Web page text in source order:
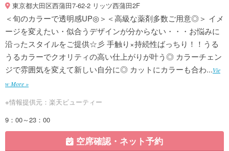
東京都大田区西蒲田7-62-2 リッツ西蒲田2F
＜旬のカラーで透明感UP◎＞＜高級な薬剤多数ご用意◎＞ イメ
ージを変えたい・似合うデザインが分からない・・・お悩みに
沿ったスタイルをご提供☆彡 手触り×持続性ばっちり！！うる
うるカラーでクオリティの高い仕上がりが叶う◎ カラーチェン
ジで雰囲気を変えて新しい自分に◎ カットにカラーも合わ...Vie
w More »
※情報提供元：楽天ビューティー
9：00～23：00
空席確認・ネット予約